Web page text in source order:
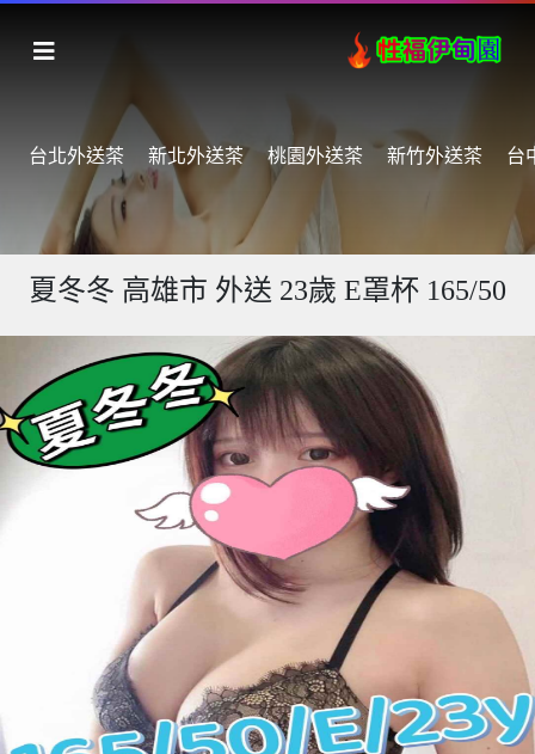
台北外送茶 新北外送茶 桃園外送茶 新竹外送茶 台
夏冬冬 高雄市 外送 23歲 E罩杯 165/50